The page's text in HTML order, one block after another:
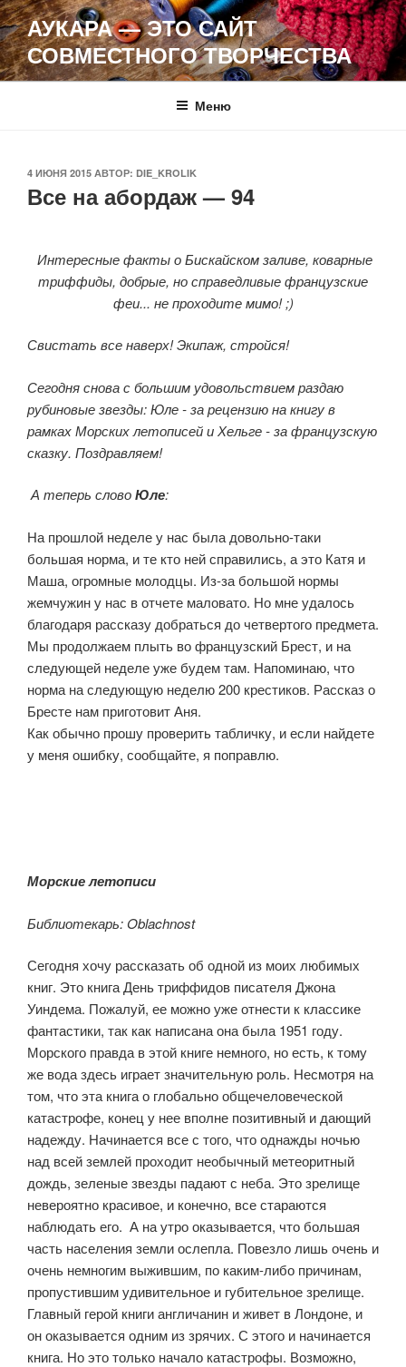
Перейти
к
содержимому
АУКАРА — ЭТО САЙТ
СОВМЕСТНОГО ТВОРЧЕСТВА
Меню
ОПУБЛИКОВАНО
4 ИЮНЯ 2015 АВТОР: DIE_KROLIK
Все на абордаж — 94
Интересные факты о Бискайском заливе, коварные
триффиды, добрые, но справедливые французские
феи... не проходите мимо! ;)
Свистать все наверх! Экипаж, стройся!
Сегодня снова с большим удовольствием раздаю
рубиновые звезды: Юле - за рецензию на книгу в
рамках Морских летописей и Хельге - за французскую
сказку. Поздравляем!
А теперь словоЮле:
На прошлой неделе у нас была довольно-таки
большая норма, и те кто ней справились, а это Катя и
Маша, огромные молодцы. Из-за большой нормы
жемчужин у нас в отчете маловато. Но мне удалось
благодаря рассказу добраться до четвертого предмета.
Мы продолжаем плыть во французский Брест, и на
следующей неделе уже будем там. Напоминаю, что
норма на следующую неделю 200 крестиков. Рассказ о
Бресте нам приготовит Аня.
Как обычно прошу проверить табличку, и если найдете
у меня ошибку, сообщайте, я поправлю.
Морские летописи
Библиотекарь: Oblachnost
Сегодня хочу рассказать об одной из моих любимых
книг. Это книга День триффидов писателя Джона
Уиндема. Пожалуй, ее можно уже отнести к классике
фантастики, так как написана она была 1951 году.
Морского правда в этой книге немного, но есть, к тому
же вода здесь играет значительную роль. Несмотря на
том, что эта книга о глобально общечеловеческой
катастрофе, конец у нее вполне позитивный и дающий
надежду. Начинается все с того, что однажды ночью
над всей землей проходит необычный метеоритный
дождь, зеленые звезды падают с неба. Это зрелище
невероятно красивое, и конечно, все стараются
наблюдать его. А на утро оказывается, что большая
часть населения земли ослепла. Повезло лишь очень и
очень немногим выжившим, по каким-либо причинам,
пропустившим удивительное и губительное зрелище.
Главный герой книги англичанин и живет в Лондоне, и
он оказывается одним из зрячих. С этого и начинается
книга. Но это только начало катастрофы. Возможно,